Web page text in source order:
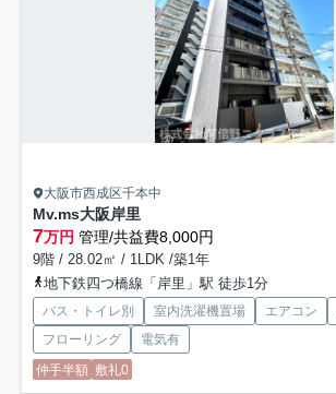
大阪市西成区千本中
Mv.ms大阪岸里
7万円 管理/共益費8,000円
9階 / 28.02㎡ / 1LDK /築1年
地下鉄四つ橋線「岸里」駅 徒歩1分
バス・トイレ別 室内洗濯機置場 エアコン
フローリング
電気有
仲手半額 敷礼0